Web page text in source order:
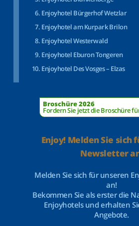
Enjoyhotel Bürgerhof Wetzlar
Enjoyhotel am Kurpark Brilon
Enjoyhotel Westerwald
Enjoyhotel Eburon Tongeren
Enjoyhotel Des Vosges – Elzas
Broschüre 2026
Fordern Sie jetzt die Broschüre
Enjoy! Melden Sie sich
Newsletter
Melden Sie sich für unseren
an!
Bekommen Sie als erster die
Enjoyhotels und erhalten
Angebote.